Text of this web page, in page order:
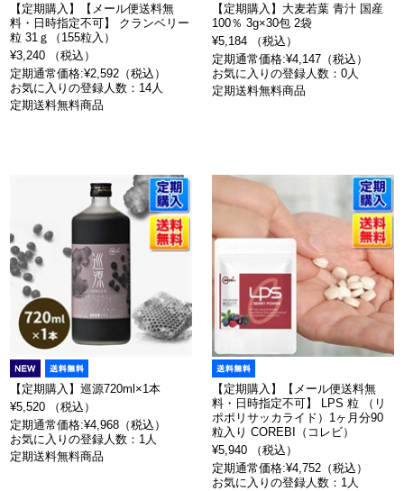
【定期購入】【メール便送料無
料・日時指定不可】 クランベリー
粒 31ｇ（155粒入）
¥3,240 （税込）
定期通常価格:¥2,592（税込）
お気に入りの登録人数：14人
定期送料無料商品
【定期購入】大麦若葉 青汁 国産
100％ 3g×30包 2袋
¥5,184 （税込）
定期通常価格:¥4,147（税込）
お気に入りの登録人数：0人
定期送料無料商品
【定期購入】巡源720ml×1本
¥5,520 （税込）
定期通常価格:¥4,968（税込）
お気に入りの登録人数：1人
定期送料無料商品
【定期購入】【メール便送料無
料・日時指定不可】 LPS 粒 （リ
ポポリサッカライド）1ヶ月分90
粒入り COREBI（コレビ）
¥5,940 （税込）
定期通常価格:¥4,752（税込）
お気に入りの登録人数：1人